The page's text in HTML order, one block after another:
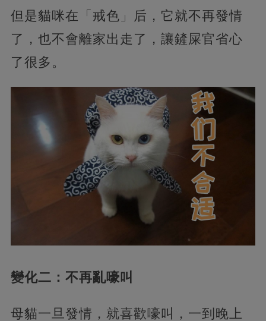
但是貓咪在「戒色」后，它就不再發情
了，也不會離家出走了，讓鏟屎官省心
了很多。
變化二：不再亂嚎叫
母貓一旦發情，就喜歡嚎叫，一到晚上